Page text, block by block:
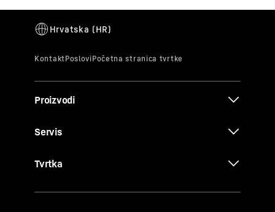
Proizvodi
Servis
Tvrtka